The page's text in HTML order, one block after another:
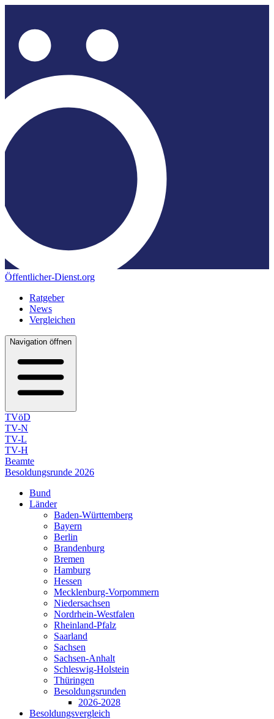
Öffentlicher-Dienst.org
Ratgeber
News
Vergleichen
Navigation öffnen
TVöD
TV-N
TV-L
TV-H
Beamte
Besoldungsrunde 2026
Bund
Länder
Baden-Württemberg
Bayern
Berlin
Brandenburg
Bremen
Hamburg
Hessen
Mecklenburg-Vorpommern
Niedersachsen
Nordrhein-Westfalen
Rheinland-Pfalz
Saarland
Sachsen
Sachsen-Anhalt
Schleswig-Holstein
Thüringen
Besoldungsrunden
2026-2028
Besoldungsvergleich